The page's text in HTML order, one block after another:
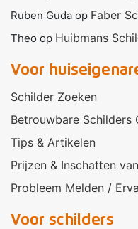
Ruben Guda op Faber
Theo op Huibmans
Voor
Schilder Zoeken
Betrouwbare Schilders
Tips & Artikelen
Prijzen & Inschatten
Probleem Melden /
Voor schilders